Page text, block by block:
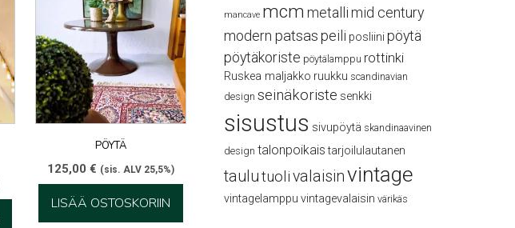
PÖYTÄ
125,00€ (sis. ALV 25,5%)
LISÄÄ OSTOSKORIIN
mancave mcm metallimid century
modern patsaspeili posliini pöytä
pöytäkoriste pöytälamppu rottinki
Ruskea maljakko ruukku scandinavian
design seinäkoriste senkki
sisustus sivupöytä skandinaavinen
design talonpoikais tarjoilulautanen
taulutuolivalaisinvintage
vintagelamppu vintagevalaisin värikäs